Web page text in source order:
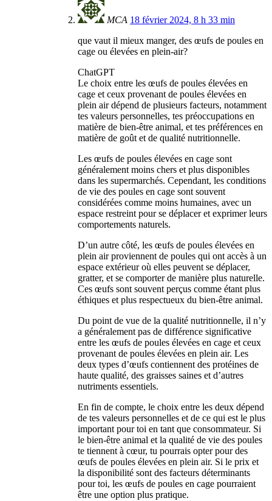
MCA 18 février 2024, 8 h 33 min
que vaut il mieux manger, des œufs de poules en
cage ou élevées en plein-air?
ChatGPT
Le choix entre les œufs de poules élevées en
cage et ceux provenant de poules élevées en
plein air dépend de plusieurs facteurs, notamment
tes valeurs personnelles, tes préoccupations en
matière de bien-être animal, et tes préférences en
matière de goût et de qualité nutritionnelle.
Les œufs de poules élevées en cage sont
généralement moins chers et plus disponibles
dans les supermarchés. Cependant, les conditions
de vie des poules en cage sont souvent
considérées comme moins humaines, avec un
espace restreint pour se déplacer et exprimer leurs
comportements naturels.
D’un autre côté, les œufs de poules élevées en
plein air proviennent de poules qui ont accès à un
espace extérieur où elles peuvent se déplacer,
gratter, et se comporter de manière plus naturelle.
Ces œufs sont souvent perçus comme étant plus
éthiques et plus respectueux du bien-être animal.
Du point de vue de la qualité nutritionnelle, il n’y
a généralement pas de différence significative
entre les œufs de poules élevées en cage et ceux
provenant de poules élevées en plein air. Les
deux types d’œufs contiennent des protéines de
haute qualité, des graisses saines et d’autres
nutriments essentiels.
En fin de compte, le choix entre les deux dépend
de tes valeurs personnelles et de ce qui est le plus
important pour toi en tant que consommateur. Si
le bien-être animal et la qualité de vie des poules
te tiennent à cœur, tu pourrais opter pour des
œufs de poules élevées en plein air. Si le prix et
la disponibilité sont des facteurs déterminants
pour toi, les œufs de poules en cage pourraient
être une option plus pratique.